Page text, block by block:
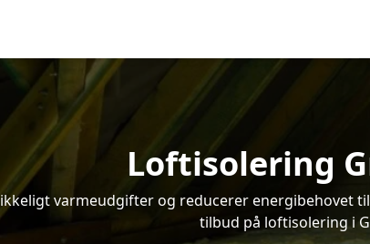
Loftisolering
varmeudgifter og reducerer energibehovet
tilbud på loftisolering i